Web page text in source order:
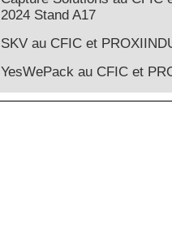
2024 Stand A17
SKV au CFIC et
YesWePack au CFIC et